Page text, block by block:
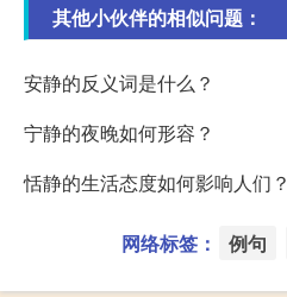
其他小伙伴的相似问题：
安静的反义词是什么？
宁静的夜晚如何形容？
恬静的生活态度如何影响人们？
网络标签： 例句